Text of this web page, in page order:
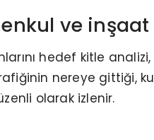
ve inşaat
hedef kitle
nereye gittiği,
olarak izlenir.